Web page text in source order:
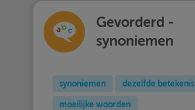
Gevorderd -
synoniemen
synoniemen dezelfde betekenis
moeilijke woorden